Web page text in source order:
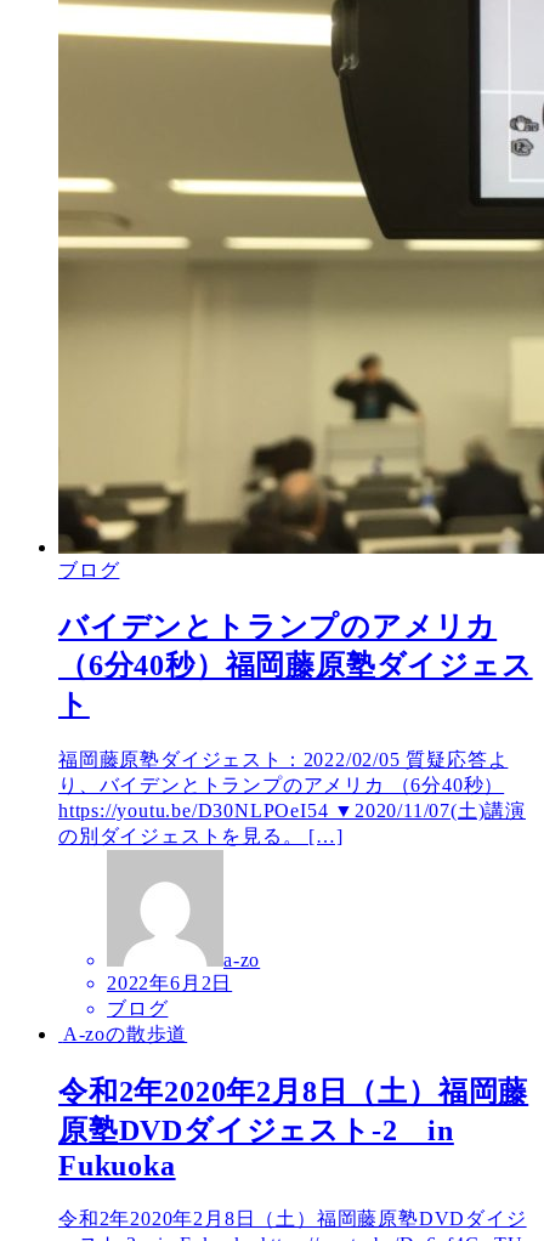
ブログ
バイデンとトランプのアメリカ
（6分40秒）福岡藤原塾ダイジェス
ト
福岡藤原塾ダイジェスト：2022/02/05 質疑応答よ
り、バイデンとトランプのアメリカ （6分40秒）
https://youtu.be/D30NLPOeI54 ▼2020/11/07(土)講演
の別ダイジェストを見る。 […]
a-zo
2022年6月2日
ブログ
A-zoの散歩道
令和2年2020年2月8日（土）福岡藤
原塾DVDダイジェスト-2 in
Fukuoka
令和2年2020年2月8日（土）福岡藤原塾DVDダイジ